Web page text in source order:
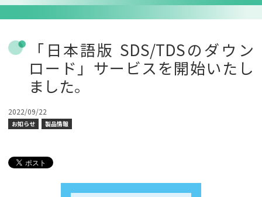
「日本語版 SDS/TDSのダウン
ロード」サービスを開始いたし
ました。
2022/09/22
お知らせ
製品情報